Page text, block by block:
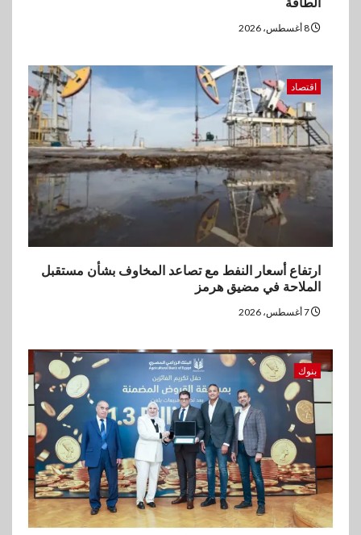
اقتصاد
ارتفاع أسعار النفط مع تصاعد المخاوف بشأن مستقبل
الملاحة في مضيق هرمز
بنوك